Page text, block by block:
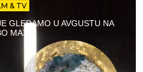
& TV
GLEDAMO U AVGUSTU NA
MAX